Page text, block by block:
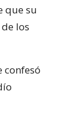
que su
los
confesó